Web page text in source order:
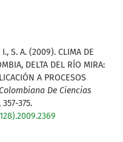
S. A. (2009). CLIMA DE
DELTA DEL RÍO MIRA:
A PROCESOS
De Ciencias
357-375.